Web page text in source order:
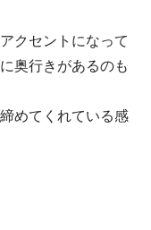
クセントになって
奥行きがあるのも
めてくれている感